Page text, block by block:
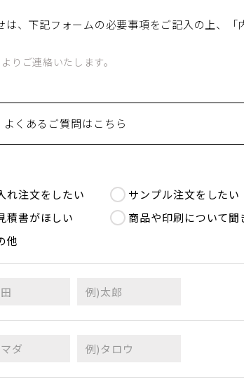
、下記フォームの必要事項をご記入の上、「
りご連絡いたします。
よくあるご質問はこちら
れ注文をしたい
サンプル注文をしたい
積書がほしい
商品や印刷について聞
他